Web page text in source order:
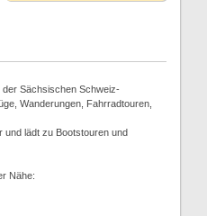
der Sächsischen Schweiz-
Wanderungen, Fahrradtouren,
und lädt zu Bootstouren und
Nähe: